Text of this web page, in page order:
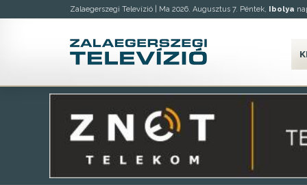
Zalaegerszegi Televízió | Ma 2026. Augusztus 7. Péntek, Ibolya